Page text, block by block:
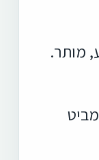
מותר.